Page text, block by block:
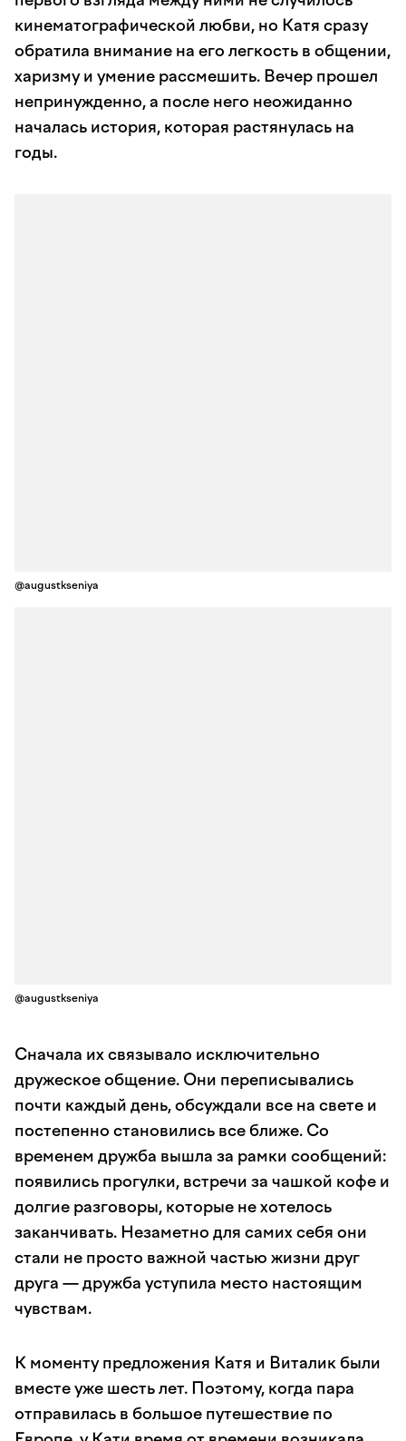
кинематографической любви, но Катя сразу
обратила внимание на его легкость в общении,
харизму и умение рассмешить. Вечер прошел
непринужденно, а после него неожиданно
началась история, которая растянулась на
годы.
@augustkseniya
@augustkseniya
Сначала их связывало исключительно
дружеское общение. Они переписывались
почти каждый день, обсуждали все на свете и
постепенно становились все ближе. Со
временем дружба вышла за рамки сообщений:
появились прогулки, встречи за чашкой кофе и
долгие разговоры, которые не хотелось
заканчивать. Незаметно для самих себя они
стали не просто важной частью жизни друг
друга — дружба уступила место настоящим
чувствам.
К моменту предложения Катя и Виталик были
вместе уже шесть лет. Поэтому, когда пара
отправилась в большое путешествие по